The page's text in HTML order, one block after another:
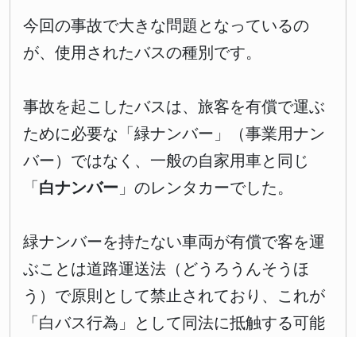
今回の事故で大きな問題となっているの
が、使用されたバスの種別です。
事故を起こしたバスは、旅客を有償で運ぶ
ために必要な「緑ナンバー」（事業用ナン
バー）ではなく、一般の自家用車と同じ
「白ナンバー 」のレンタカーでした。
緑ナンバーを持たない車両が有償で客を運
ぶことは道路運送法（どうろうんそうほ
う）で原則として禁止されており、これが
「白バス行為」として同法に抵触する可能